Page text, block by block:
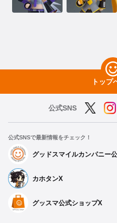
トップ
公式SNS
公式SNSで最新情報をチェック！
グッドスマイルカンパニー
カホタンX
グッスマ公式ショップX